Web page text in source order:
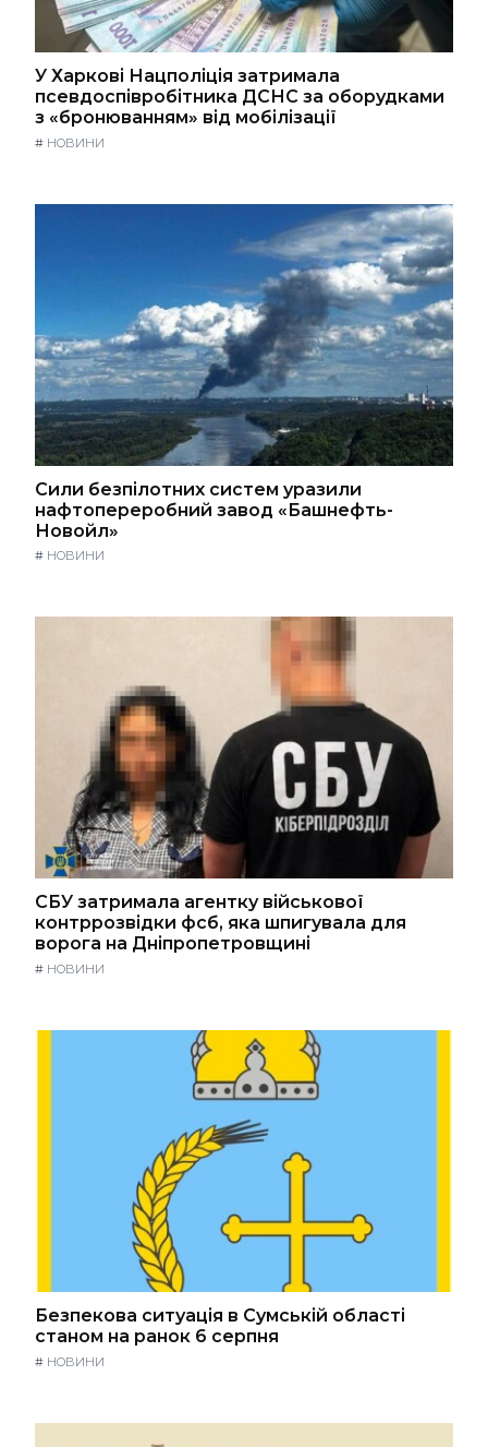
У Харкові Нацполіція затримала
псевдоспівробітника ДСНС за оборудками
з «бронюванням» від мобілізації
# НОВИНИ
Сили безпілотних систем уразили
нафтопереробний завод «Башнефть-
Новойл»
# НОВИНИ
СБУ затримала агентку військової
контррозвідки фсб, яка шпигувала для
ворога на Дніпропетровщині
# НОВИНИ
Безпекова ситуація в Сумській області
станом на ранок 6 серпня
# НОВИНИ